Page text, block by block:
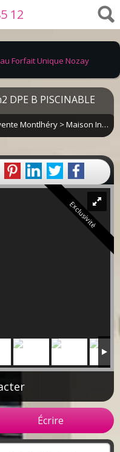
12
DPE B PISCINABLE
Montlhéry >Maison Individuelle en vente Montlhéry
Exclusivité
Écrire